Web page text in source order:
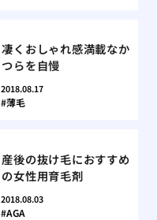
凄くおしゃれ感満載なか
つらを自慢
2018.08.17
薄毛
産後の抜け毛におすすめ
の女性用育毛剤
2018.08.03
AGA